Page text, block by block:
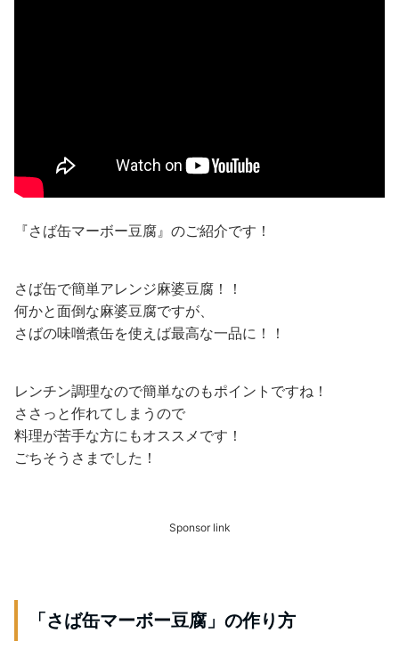
『さば缶マーボー豆腐』のご紹介です！
さば缶で簡単アレンジ麻婆豆腐！！
何かと面倒な麻婆豆腐ですが、
さばの味噌煮缶を使えば最高な一品に！！
レンチン調理なので簡単なのもポイントですね！
ささっと作れてしまうので
料理が苦手な方にもオススメです！
ごちそうさまでした！
Sponsor link
「さば缶マーボー豆腐」の作り方